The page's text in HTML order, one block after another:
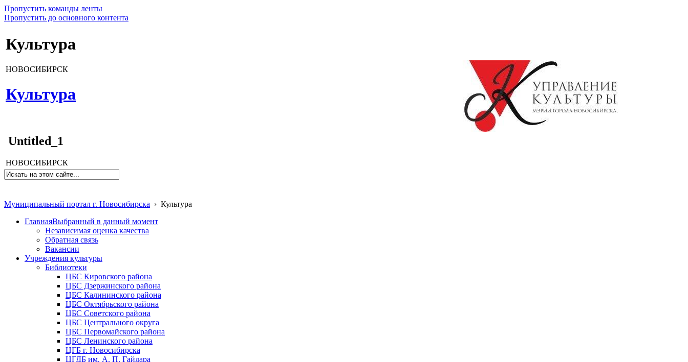
Пропустить команды ленты
Пропустить до основного контента
Культура
НОВОСИБИРСК
Культура
Untitled_1
НОВОСИБИРСК
Муниципальный портал г. Новосибирска › Культура
ГлавнаяВыбранный в данный момент
Независимая оценка качества
Обратная связь
Вакансии
Учреждения культуры
Библиотеки
ЦБС Кировского района
ЦБС Дзержинского района
ЦБС Калининского района
ЦБС Октябрьского района
ЦБС Советского района
ЦБС Центрального округа
ЦБС Первомайского района
ЦБС Ленинского района
ЦГБ г. Новосибирска
ЦГДБ им. А. П. Гайдара